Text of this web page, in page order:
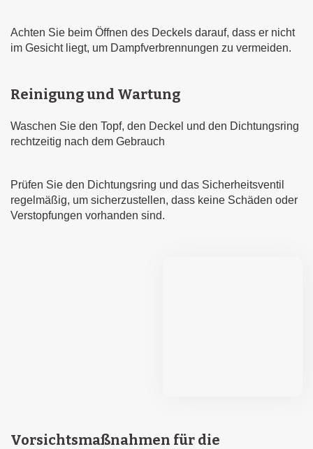
Achten Sie beim Öffnen des Deckels darauf, dass er nicht
im Gesicht liegt, um Dampfverbrennungen zu vermeiden.
Reinigung und Wartung
Waschen Sie den Topf, den Deckel und den Dichtungsring
rechtzeitig nach dem Gebrauch
Prüfen Sie den Dichtungsring und das Sicherheitsventil
regelmäßig, um sicherzustellen, dass keine Schäden oder
Verstopfungen vorhanden sind.
Vorsichtsmaßnahmen für die